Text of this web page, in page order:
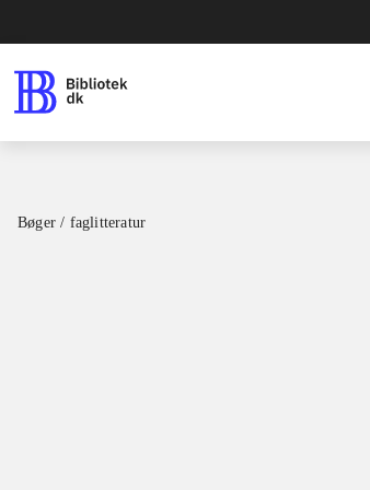
Bøger / faglitteratur